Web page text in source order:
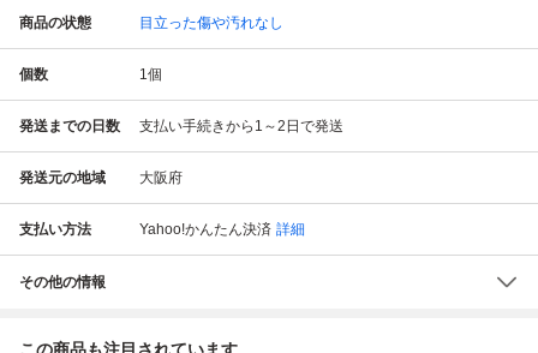
商品の状態 目立った傷や汚れなし
個数 1個
発送までの日数 支払い手続きから1～2日で発送
発送元の地域 大阪府
支払い方法 Yahoo!かんたん決済 詳細
その他の情報